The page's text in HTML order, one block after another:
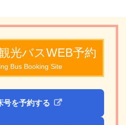
光バスWEB予約
Bus Booking Site
号を予約する